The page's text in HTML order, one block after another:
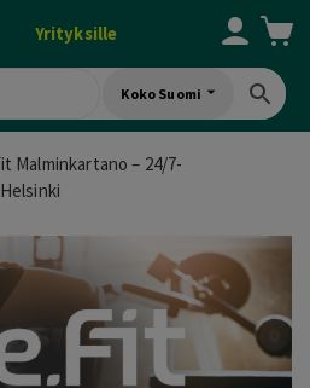
Yrityksille
Koko Suomi
Malminkartano – 24/7-